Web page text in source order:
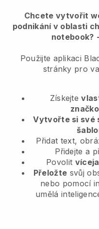
Chcete vytvořit
podnikání v oblasti
notebook? -
Použijte aplikaci
stránky pro
Získejte
Vytvořte si své
Přidat text,
Přidejte a
Povolit
Přeložte svůj
nebo pomocí
umělá